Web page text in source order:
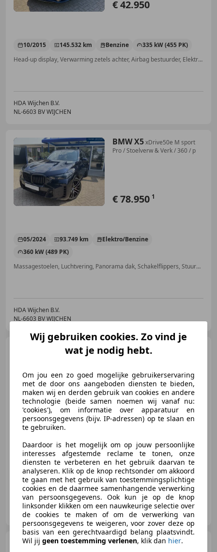
€ 42.950
10/2015 145.532 km Benzine
335 kW (455 PK)
Head-up display, Verwarming zetels achter, Airbag bestuurder, Elektrische stoelverstelling, Panorama dak, Keyless Entry, Standkachel, Alarm
HDA Wijchen B.V.
NL-6603 BV WIJCHEN
BMW X5xDrive50e M sport
Pro / Stoelverw & Verk / 360 / p
€ 78.950 1
05/2024 93.749 km
Elektro/Benzine
360 kW (489 PK)
Massagestoelen, Luchtvering, Panorama dak, Schakelflippers, Stuurwielverwarming, Head-up display, Stoelverwarming, Verblindingsvrij grootlicht
HDA Wijchen B.V.
NL-6603 BV WIJCHEN
BMW 1351-serie M135i
xDrive High Executive Edition
€ 34.950
02/2020 64.503 km Benzine
225 kW (306 PK)
HDA Wijchen B.V.
NL-6603 BV WIJCHEN
BMW X1xDrive25e eDrive
Wij gebruiken cookies. Zo vind je
wat je nodig hebt.
Om jou een zo goed mogelijke gebruikerservaring
met de door ons aangeboden diensten te bieden,
maken wij en derden gebruik van cookies en andere
technologie (beide samen noemen wij vanaf nu:
'cookies'), om informatie over apparatuur en
persoonsgegevens (bijv. IP-adressen) op te slaan en
te gebruiken.
Daardoor is het mogelijk om op jouw persoonlijke
interesses afgestemde reclame te tonen, onze
diensten te verbeteren en het gebruik daarvan te
analyseren. Klik op de knop rechtsonder om akkoord
te gaan met het gebruik van toestemmingsplichtige
cookies en de daarmee samenhangende verwerking
van persoonsgegevens. Ook kun je op de knop
linksonder klikken om een nauwkeurige selectie over
de cookies te maken of om de verwerking van
persoonsgegevens te weigeren, voor zover deze op
basis van een gerechtvaardigd belang plaatsvindt.
Wil jij geen toestemming verlenen, klik dan hier.